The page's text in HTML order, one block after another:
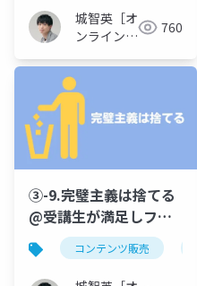
すめ！人知れずこっそ
り稼ぐネットビジネス
の極意
城智英［オ
ンライン講
ター］
760
③-9.完璧主義は捨てる
@受講生が満足しファ
ン化するオンライン講
座カリキュラムの作り
方！アウトラインを作
コンテンツ販売